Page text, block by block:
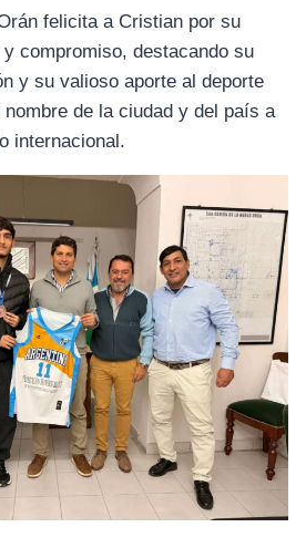
felicita a Cristian por su
compromiso, destacando su
y su valioso aporte al deporte
de la ciudad y del país a
internacional.